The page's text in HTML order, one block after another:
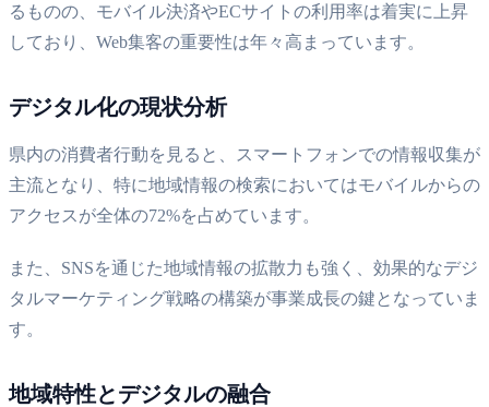
るものの、モバイル決済やECサイトの利用率は着実に上昇
しており、Web集客の重要性は年々高まっています。
デジタル化の現状分析
県内の消費者行動を見ると、スマートフォンでの情報収集が
主流となり、特に地域情報の検索においてはモバイルからの
アクセスが全体の72%を占めています。
また、SNSを通じた地域情報の拡散力も強く、効果的なデジ
タルマーケティング戦略の構築が事業成長の鍵となっていま
す。
地域特性とデジタルの融合